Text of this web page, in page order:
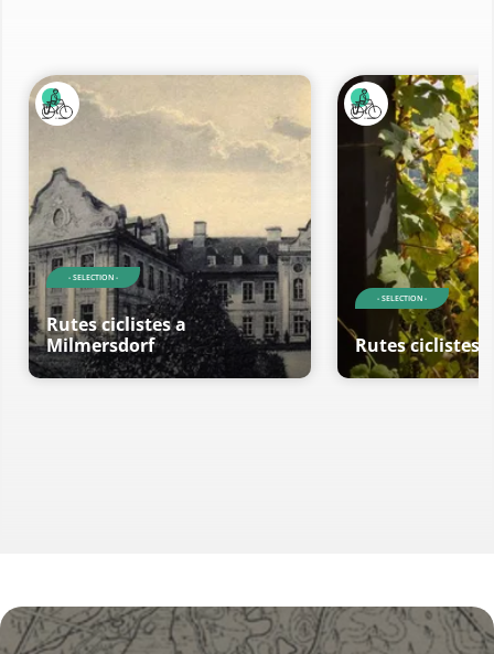
- SELECTION -
Rutes ciclistes a
Milmersdorf
- SELECTION -
Rutes ciclistes